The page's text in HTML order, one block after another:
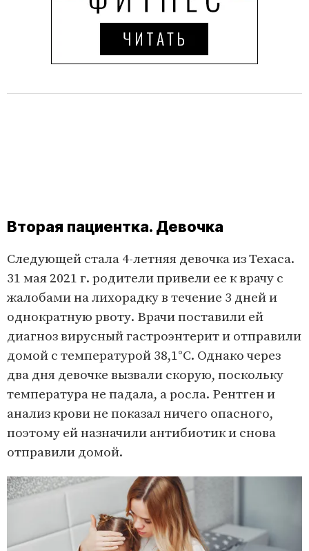
Вторая пациентка. Девочка
Следующей стала 4-летняя девочка из Техаса.
31 мая 2021 г. родители привели ее к врачу с
жалобами на лихорадку в течение 3 дней и
однократную рвоту. Врачи поставили ей
диагноз вирусный гастроэнтерит и отправили
домой с температурой 38,1°С. Однако через
два дня девочке вызвали скорую, поскольку
температура не падала, а росла. Рентген и
анализ крови не показал ничего опасного,
поэтому ей назначили антибиотик и снова
отправили домой.